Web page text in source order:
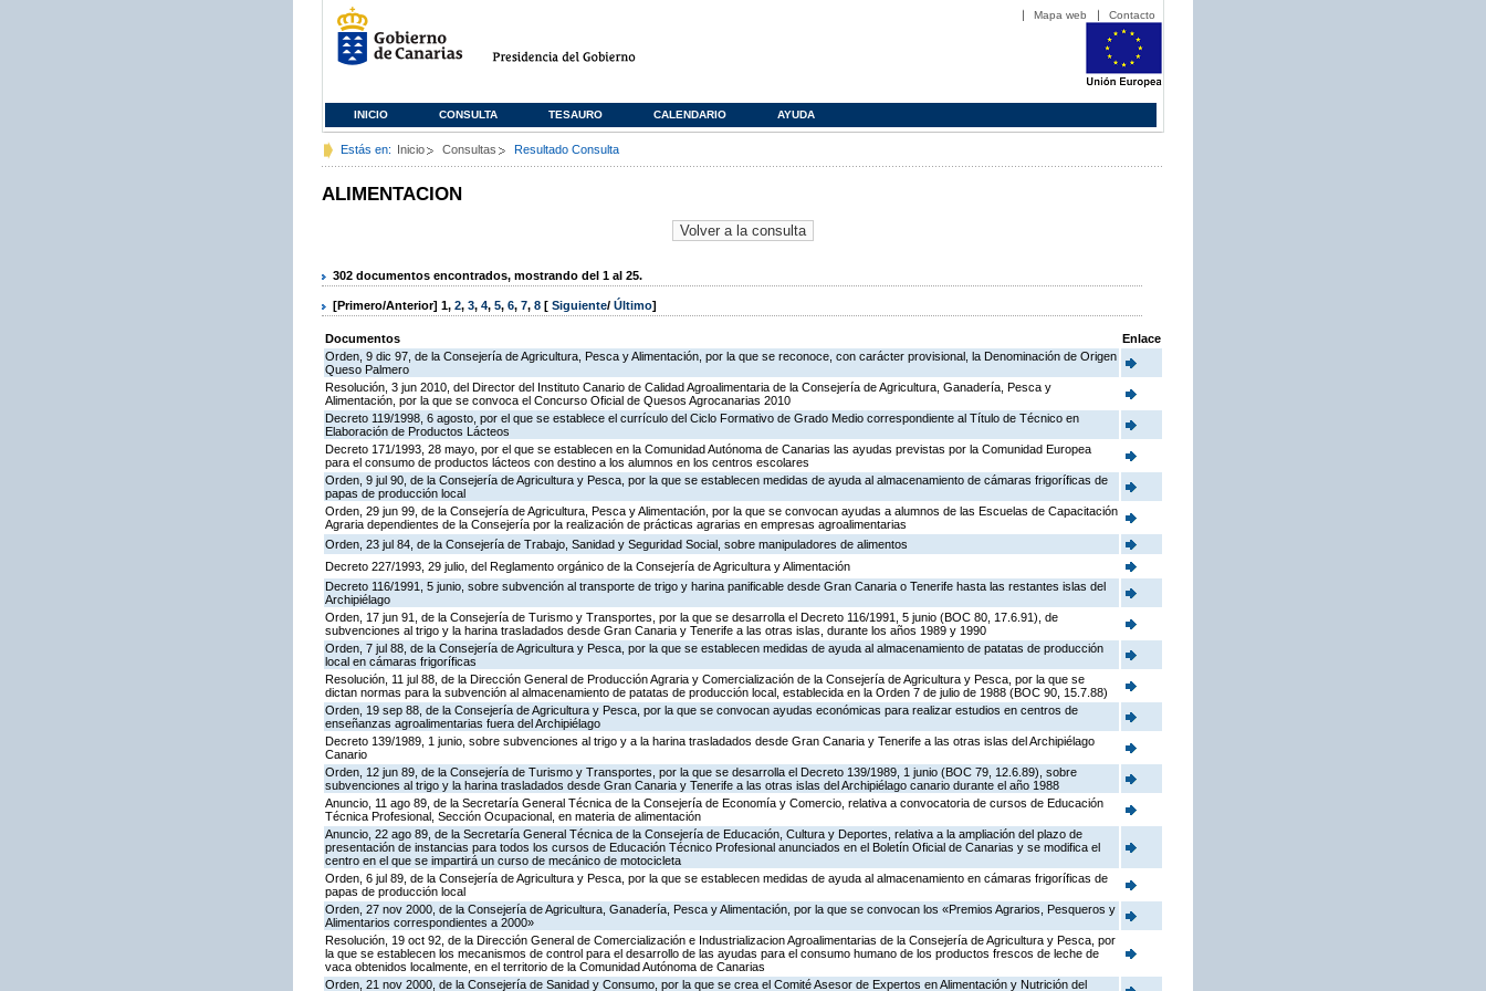
Mapa web Contacto
INICIO CONSULTA TESAURO CALENDARIO AYUDA
Estás en: Inicio Consultas Resultado Consulta
ALIMENTACION
302 documentos encontrados, mostrando del 1 al 25.
[Primero/Anterior] 1, 2, 3, 4, 5, 6, 7, 8 [ Siguiente/ Último]
Documentos
Enlace
Orden, 9 dic 97, de la Consejería de Agricultura, Pesca y Alimentación, por la que se reconoce, con carácter provisional, la Denominación de Origen
Queso Palmero
Resolución, 3 jun 2010, del Director del Instituto Canario de Calidad Agroalimentaria de la Consejería de Agricultura, Ganadería, Pesca y
Alimentación, por la que se convoca el Concurso Oficial de Quesos Agrocanarias 2010
Decreto 119/1998, 6 agosto, por el que se establece el currículo del Ciclo Formativo de Grado Medio correspondiente al Título de Técnico en
Elaboración de Productos Lácteos
Decreto 171/1993, 28 mayo, por el que se establecen en la Comunidad Autónoma de Canarias las ayudas previstas por la Comunidad Europea
para el consumo de productos lácteos con destino a los alumnos en los centros escolares
Orden, 9 jul 90, de la Consejería de Agricultura y Pesca, por la que se establecen medidas de ayuda al almacenamiento de cámaras frigoríficas de
papas de producción local
Orden, 29 jun 99, de la Consejería de Agricultura, Pesca y Alimentación, por la que se convocan ayudas a alumnos de las Escuelas de Capacitación
Agraria dependientes de la Consejería por la realización de prácticas agrarias en empresas agroalimentarias
Orden, 23 jul 84, de la Consejería de Trabajo, Sanidad y Seguridad Social, sobre manipuladores de alimentos
Decreto 227/1993, 29 julio, del Reglamento orgánico de la Consejería de Agricultura y Alimentación
Decreto 116/1991, 5 junio, sobre subvención al transporte de trigo y harina panificable desde Gran Canaria o Tenerife hasta las restantes islas del
Archipiélago
Orden, 17 jun 91, de la Consejería de Turismo y Transportes, por la que se desarrolla el Decreto 116/1991, 5 junio (BOC 80, 17.6.91), de
subvenciones al trigo y la harina trasladados desde Gran Canaria y Tenerife a las otras islas, durante los años 1989 y 1990
Orden, 7 jul 88, de la Consejería de Agricultura y Pesca, por la que se establecen medidas de ayuda al almacenamiento de patatas de producción
local en cámaras frigoríficas
Resolución, 11 jul 88, de la Dirección General de Producción Agraria y Comercialización de la Consejería de Agricultura y Pesca, por la que se
dictan normas para la subvención al almacenamiento de patatas de producción local, establecida en la Orden 7 de julio de 1988 (BOC 90, 15.7.88)
Orden, 19 sep 88, de la Consejería de Agricultura y Pesca, por la que se convocan ayudas económicas para realizar estudios en centros de
enseñanzas agroalimentarias fuera del Archipiélago
Decreto 139/1989, 1 junio, sobre subvenciones al trigo y a la harina trasladados desde Gran Canaria y Tenerife a las otras islas del Archipiélago
Canario
Orden, 12 jun 89, de la Consejería de Turismo y Transportes, por la que se desarrolla el Decreto 139/1989, 1 junio (BOC 79, 12.6.89), sobre
subvenciones al trigo y la harina trasladados desde Gran Canaria y Tenerife a las otras islas del Archipiélago canario durante el año 1988
Anuncio, 11 ago 89, de la Secretaría General Técnica de la Consejería de Economía y Comercio, relativa a convocatoria de cursos de Educación
Técnica Profesional, Sección Ocupacional, en materia de alimentación
Anuncio, 22 ago 89, de la Secretaría General Técnica de la Consejería de Educación, Cultura y Deportes, relativa a la ampliación del plazo de
presentación de instancias para todos los cursos de Educación Técnico Profesional anunciados en el Boletín Oficial de Canarias y se modifica el
centro en el que se impartirá un curso de mecánico de motocicleta
Orden, 6 jul 89, de la Consejería de Agricultura y Pesca, por la que se establecen medidas de ayuda al almacenamiento en cámaras frigoríficas de
papas de producción local
Orden, 27 nov 2000, de la Consejería de Agricultura, Ganadería, Pesca y Alimentación, por la que se convocan los «Premios Agrarios, Pesqueros y
Alimentarios correspondientes a 2000»
Resolución, 19 oct 92, de la Dirección General de Comercialización e Industrializacion Agroalimentarias de la Consejería de Agricultura y Pesca, por
la que se establecen los mecanismos de control para el desarrollo de las ayudas para el consumo humano de los productos frescos de leche de
vaca obtenidos localmente, en el territorio de la Comunidad Autónoma de Canarias
Orden, 21 nov 2000, de la Consejería de Sanidad y Consumo, por la que se crea el Comité Asesor de Expertos en Alimentación y Nutrición del